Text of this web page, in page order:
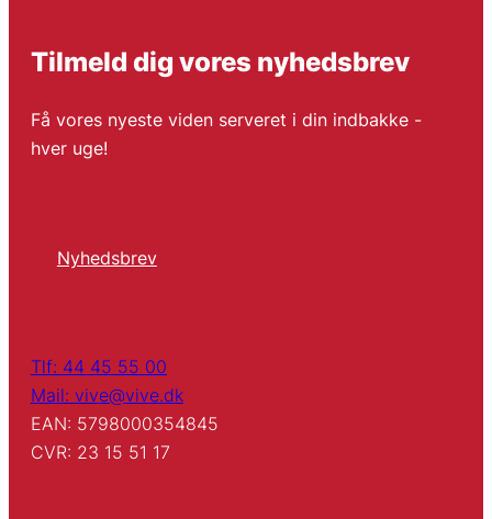
Tilmeld dig vores nyhedsbrev
Få vores nyeste viden serveret i din indbakke -
hver uge!
Nyhedsbrev
Tlf: 44 45 55 00
Mail: vive@vive.dk
EAN: 5798000354845
CVR: 23 15 51 17